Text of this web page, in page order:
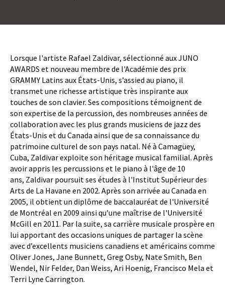
Body
Lorsque l'artiste Rafael Zaldivar, sélectionné aux JUNO
AWARDS et nouveau membre de l'Académie des prix
GRAMMY Latins aux États-Unis, s’assied au piano, il
transmet une richesse artistique très inspirante aux
touches de son clavier. Ses compositions témoignent de
son expertise de la percussion, des nombreuses années de
collaboration avec les plus grands musiciens de jazz des
États-Unis et du Canada ainsi que de sa connaissance du
patrimoine culturel de son pays natal. Né à Camagüey,
Cuba, Zaldivar exploite son héritage musical familial. Après
avoir appris les percussions et le piano à l'âge de 10
ans, Zaldivar poursuit ses études à l'Institut Supérieur des
Arts de La Havane en 2002. Après son arrivée au Canada en
2005, il obtient un diplôme de baccalauréat de l'Université
de Montréal en 2009 ainsi qu’une maîtrise de l'Université
McGill en 2011. Par la suite, sa carrière musicale prospère en
lui apportant des occasions uniques de partager la scène
avec d’excellents musiciens canadiens et américains comme
Oliver Jones, Jane Bunnett, Greg Osby, Nate Smith, Ben
Wendel, Nir Felder, Dan Weiss, Ari Hoenig, Francisco Mela et
Terri Lyne Carrington.